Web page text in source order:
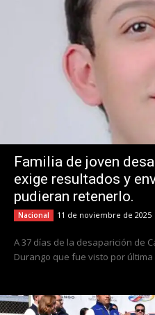
Familia de joven
exige resultados y
pudieran retenerlo.
Nacional 11 de noviembre de 2025
A 37 días de la desaparición de
Durango que fue visto por